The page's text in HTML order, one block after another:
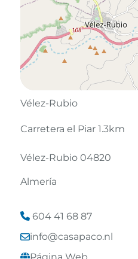
Vélez-Rubio
Carretera el Piar 1.3km
Vélez-Rubio 04820
Almería
604 41 68 87
info@casapaco.nl